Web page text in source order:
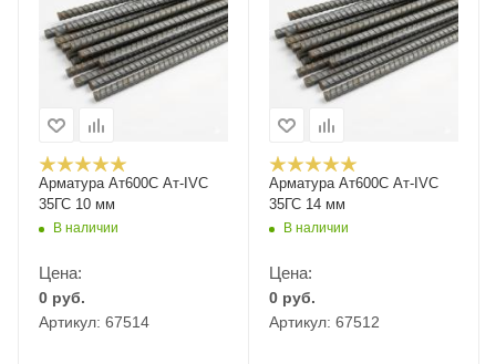
Арматура Ат600С Ат-IVС
35ГС 10 мм
В наличии
Цена:
0 руб.
Артикул: 67514
Арматура Ат600С Ат-IVС
35ГС 14 мм
В наличии
Цена:
0 руб.
Артикул: 67512